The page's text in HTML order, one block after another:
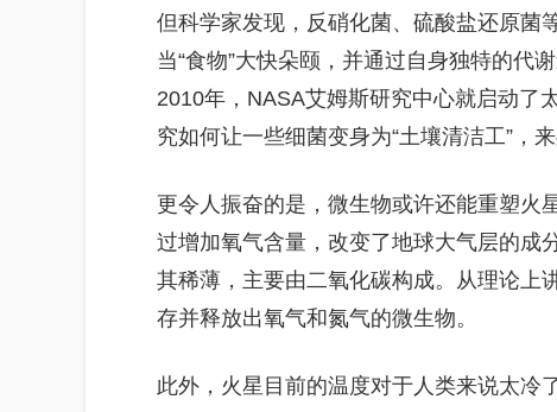
但科学家发现，反硝化菌、硫酸盐还原菌
当“食物”大快朵颐，并通过自身独特的代
2010年，NASA艾姆斯研究中心就启动了
究如何让一些细菌变身为“土壤清洁工”，
更令人振奋的是，微生物或许还能重塑火
过增加氧气含量，改变了地球大气层的成
其稀薄，主要由二氧化碳构成。从理论上
存并释放出氧气和氮气的微生物。
此外，火星目前的温度对于人类来说太